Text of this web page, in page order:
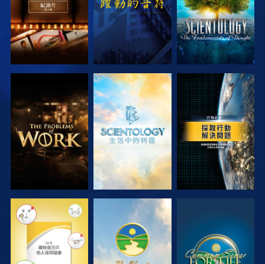
探索系列節目 探索系列節目 觀看
觀看 觀看 觀看